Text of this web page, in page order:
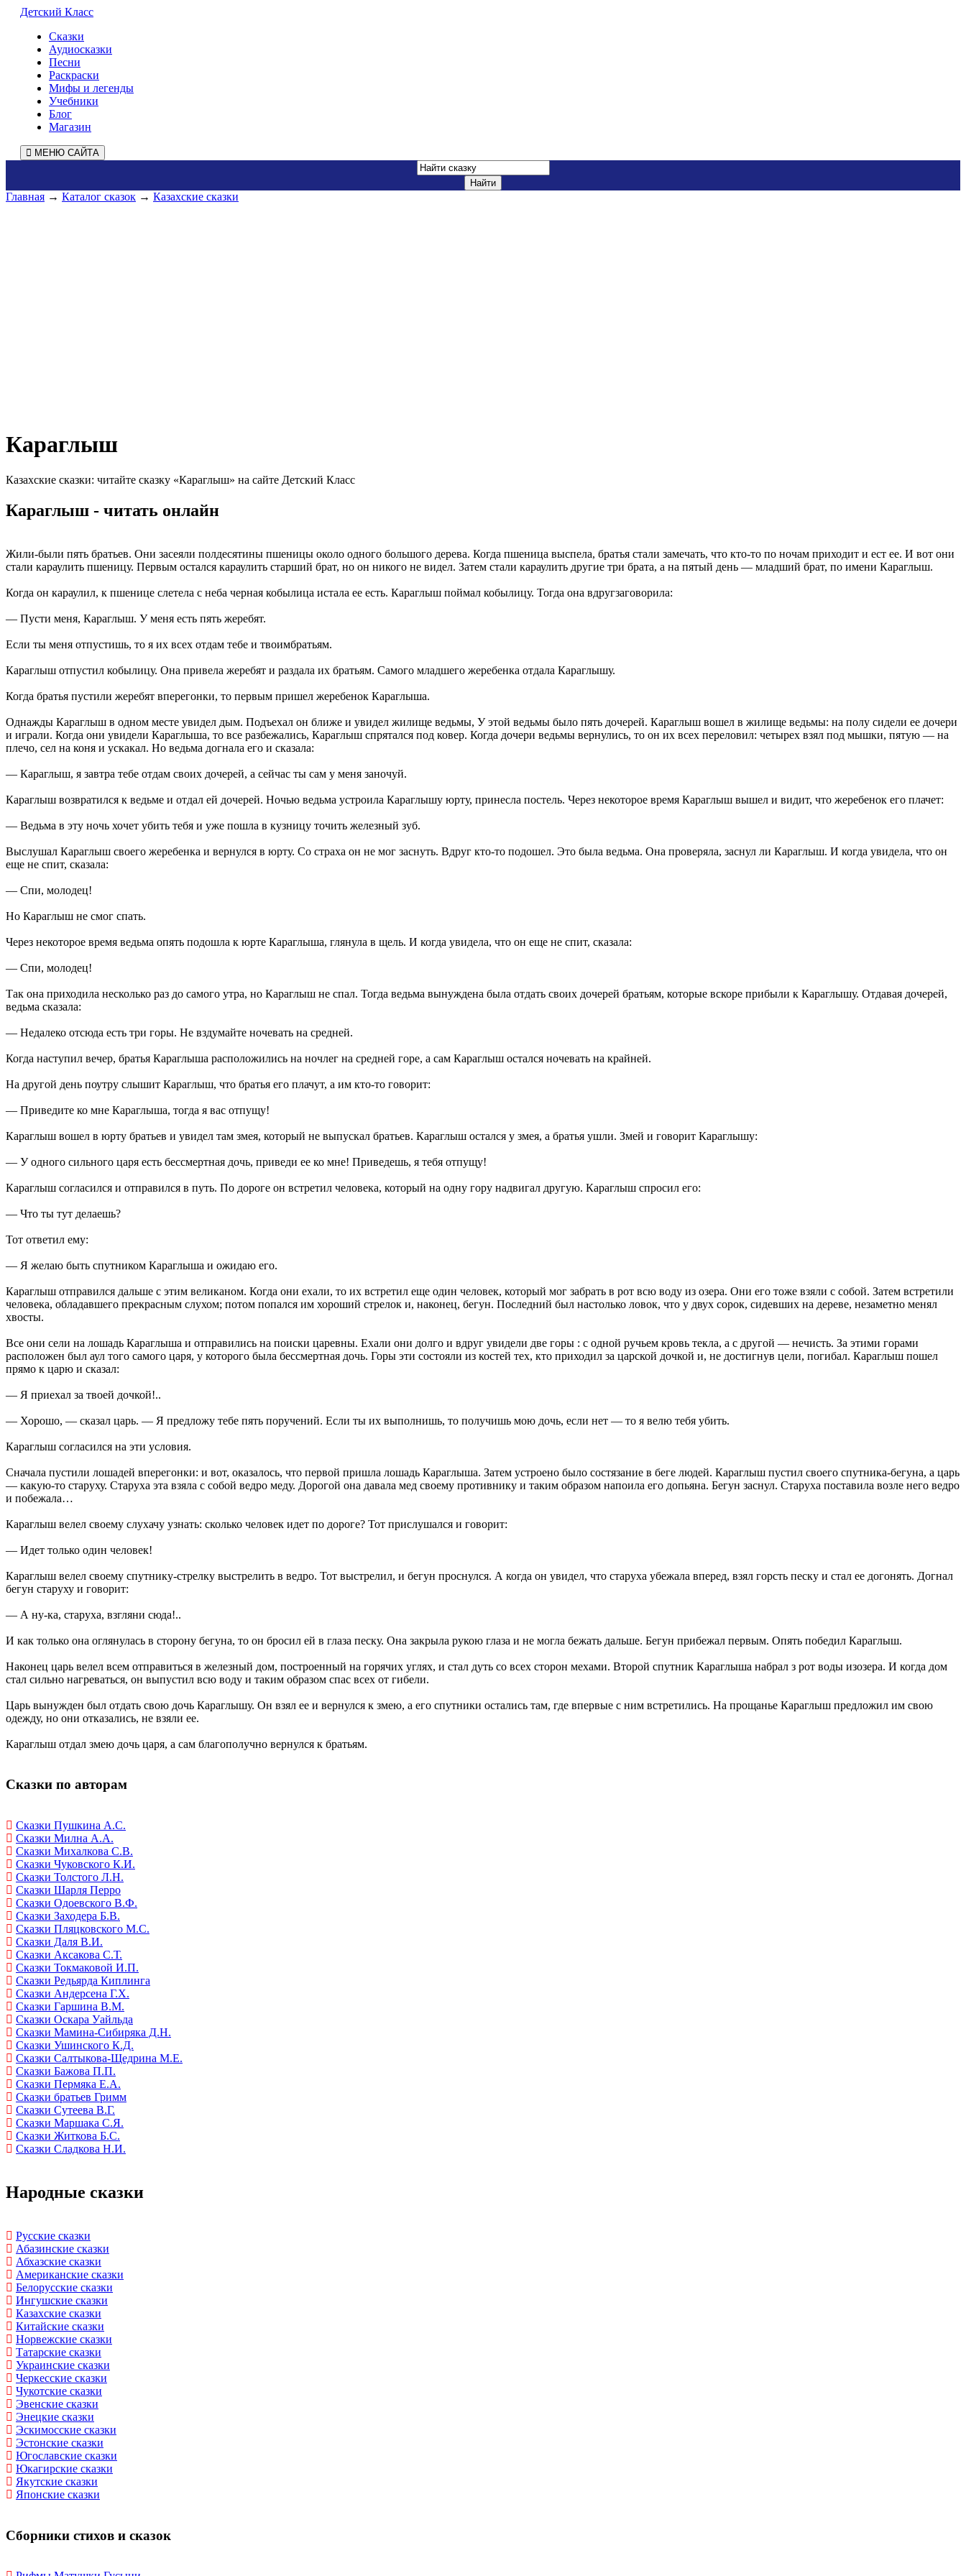
Детский Класс
Сказки
Аудиосказки
Песни
Раскраски
Мифы и легенды
Учебники
Блог
Магазин
МЕНЮ САЙТА
Главная → Каталог сказок → Казахские сказки
Караглыш
Казахские сказки: читайте сказку «Караглыш» на сайте Детский Класс
Караглыш - читать онлайн
Жили-были пять братьев. Они засеяли полдесятины пшеницы около одного большого дерева. Когда пшеница выспела, братья стали замечать, что кто-то по ночам приходит и ест ее. И вот они
стали караулить пшеницу. Первым остался караулить старший брат, но он никого не видел. Затем стали караулить другие три брата, а на пятый день — младший брат, по имени Караглыш.
Когда он караулил, к пшенице слетела с неба черная кобылица истала ее есть. Караглыш поймал кобылицу. Тогда она вдругзаговорила:
— Пусти меня, Караглыш. У меня есть пять жеребят.
Если ты меня отпустишь, то я их всех отдам тебе и твоимбратьям.
Караглыш отпустил кобылицу. Она привела жеребят и раздала их братьям. Самого младшего жеребенка отдала Караглышу.
Когда братья пустили жеребят вперегонки, то первым пришел жеребенок Караглыша.
Однажды Караглыш в одном месте увидел дым. Подъехал он ближе и увидел жилище ведьмы, У этой ведьмы было пять дочерей. Караглыш вошел в жилище ведьмы: на полу сидели ее дочери
и играли. Когда они увидели Караглыша, то все разбежались, Караглыш спрятался под ковер. Когда дочери ведьмы вернулись, то он их всех переловил: четырех взял под мышки, пятую — на
плечо, сел на коня и ускакал. Но ведьма догнала его и сказала:
— Караглыш, я завтра тебе отдам своих дочерей, а сейчас ты сам у меня заночуй.
Караглыш возвратился к ведьме и отдал ей дочерей. Ночью ведьма устроила Караглышу юрту, принесла постель. Через некоторое время Караглыш вышел и видит, что жеребенок его плачет:
— Ведьма в эту ночь хочет убить тебя и уже пошла в кузницу точить железный зуб.
Выслушал Караглыш своего жеребенка и вернулся в юрту. Со страха он не мог заснуть. Вдруг кто-то подошел. Это была ведьма. Она проверяла, заснул ли Караглыш. И когда увидела, что он
еще не спит, сказала:
— Спи, молодец!
Но Караглыш не смог спать.
Через некоторое время ведьма опять подошла к юрте Караглыша, глянула в щель. И когда увидела, что он еще не спит, сказала:
— Спи, молодец!
Так она приходила несколько раз до самого утра, но Караглыш не спал. Тогда ведьма вынуждена была отдать своих дочерей братьям, которые вскоре прибыли к Караглышу. Отдавая дочерей,
ведьма сказала:
— Недалеко отсюда есть три горы. Не вздумайте ночевать на средней.
Когда наступил вечер, братья Караглыша расположились на ночлег на средней горе, а сам Караглыш остался ночевать на крайней.
На другой день поутру слышит Караглыш, что братья его плачут, а им кто-то говорит:
— Приведите ко мне Караглыша, тогда я вас отпущу!
Караглыш вошел в юрту братьев и увидел там змея, который не выпускал братьев. Караглыш остался у змея, а братья ушли. Змей и говорит Караглышу:
— У одного сильного царя есть бессмертная дочь, приведи ее ко мне! Приведешь, я тебя отпущу!
Караглыш согласился и отправился в путь. По дороге он встретил человека, который на одну гору надвигал другую. Караглыш спросил его:
— Что ты тут делаешь?
Тот ответил ему:
— Я желаю быть спутником Караглыша и ожидаю его.
Караглыш отправился дальше с этим великаном. Когда они ехали, то их встретил еще один человек, который мог забрать в рот всю воду из озера. Они его тоже взяли с собой. Затем встретили
человека, обладавшего прекрасным слухом; потом попался им хороший стрелок и, наконец, бегун. Последний был настолько ловок, что у двух сорок, сидевших на дереве, незаметно менял
хвосты.
Все они сели на лошадь Караглыша и отправились на поиски царевны. Ехали они долго и вдруг увидели две горы : с одной ручьем кровь текла, а с другой — нечисть. За этими горами
расположен был аул того самого царя, у которого была бессмертная дочь. Горы эти состояли из костей тех, кто приходил за царской дочкой и, не достигнув цели, погибал. Караглыш пошел
прямо к царю и сказал:
— Я приехал за твоей дочкой!..
— Хорошо, — сказал царь. — Я предложу тебе пять поручений. Если ты их выполнишь, то получишь мою дочь, если нет — то я велю тебя убить.
Караглыш согласился на эти условия.
Сначала пустили лошадей вперегонки: и вот, оказалось, что первой пришла лошадь Караглыша. Затем устроено было состязание в беге людей. Караглыш пустил своего спутника-бегуна, а царь
— какую-то старуху. Старуха эта взяла с собой ведро меду. Дорогой она давала мед своему противнику и таким образом напоила его допьяна. Бегун заснул. Старуха поставила возле него ведро
и побежала…
Караглыш велел своему слухачу узнать: сколько человек идет по дороге? Тот прислушался и говорит:
— Идет только один человек!
Караглыш велел своему спутнику-стрелку выстрелить в ведро. Тот выстрелил, и бегун проснулся. А когда он увидел, что старуха убежала вперед, взял горсть песку и стал ее догонять. Догнал
бегун старуху и говорит:
— А ну-ка, старуха, взгляни сюда!..
И как только она оглянулась в сторону бегуна, то он бросил ей в глаза песку. Она закрыла рукою глаза и не могла бежать дальше. Бегун прибежал первым. Опять победил Караглыш.
Наконец царь велел всем отправиться в железный дом, построенный на горячих углях, и стал дуть со всех сторон мехами. Второй спутник Караглыша набрал з рот воды изозера. И когда дом
стал сильно нагреваться, он выпустил всю воду и таким образом спас всех от гибели.
Царь вынужден был отдать свою дочь Караглышу. Он взял ее и вернулся к змею, а его спутники остались там, где впервые с ним встретились. На прощанье Караглыш предложил им свою
одежду, но они отказались, не взяли ее.
Караглыш отдал змею дочь царя, а сам благополучно вернулся к братьям.
Сказки по авторам
Сказки Пушкина А.С.
Сказки Милна А.А.
Сказки Михалкова С.В.
Сказки Чуковского К.И.
Сказки Толстого Л.Н.
Сказки Шарля Перро
Сказки Одоевского В.Ф.
Сказки Заходера Б.В.
Сказки Пляцковского М.С.
Сказки Даля В.И.
Сказки Аксакова С.Т.
Сказки Токмаковой И.П.
Сказки Редьярда Киплинга
Сказки Андерсена Г.Х.
Сказки Гаршина В.М.
Сказки Оскара Уайльда
Сказки Мамина-Сибиряка Д.Н.
Сказки Ушинского К.Д.
Сказки Салтыкова-Щедрина М.Е.
Сказки Бажова П.П.
Сказки Пермяка Е.А.
Сказки братьев Гримм
Сказки Сутеева В.Г.
Сказки Маршака С.Я.
Сказки Житкова Б.С.
Сказки Сладкова Н.И.
Народные сказки
Русские сказки
Абазинские сказки
Абхазские сказки
Американские сказки
Белорусские сказки
Ингушские сказки
Казахские сказки
Китайские сказки
Норвежские сказки
Татарские сказки
Украинские сказки
Черкесские сказки
Чукотские сказки
Эвенские сказки
Энецкие сказки
Эскимосские сказки
Эстонские сказки
Югославские сказки
Юкагирские сказки
Якутские сказки
Японские сказки
Сборники стихов и сказок